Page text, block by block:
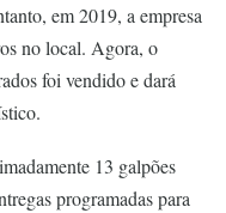
em 2019, a empresa
no local. Agora, o
foi vendido e dará
13 galpões
programadas para